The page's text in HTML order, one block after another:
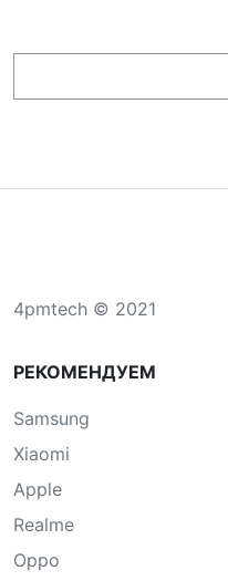
4pmtech © 2021
РЕКОМЕНДУЕМ
Samsung
Xiaomi
Apple
Realme
Oppo